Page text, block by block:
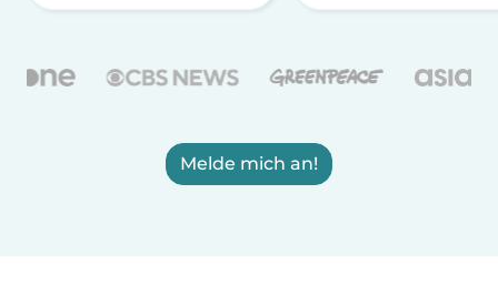
Melde mich an!